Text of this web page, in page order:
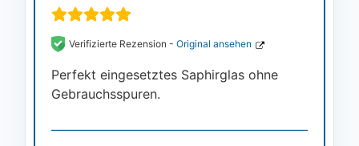
Verifizierte Rezension - Original ansehen
Perfekt eingesetztes Saphirglas ohne
Gebrauchsspuren.